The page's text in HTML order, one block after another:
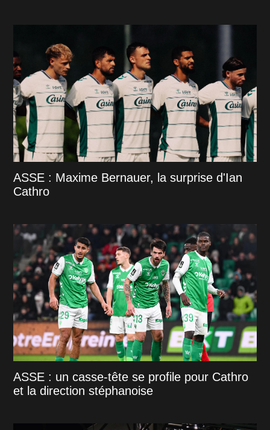
ASSE : Maxime Bernauer, la surprise d'Ian
Cathro
ASSE : un casse-tête se profile pour Cathro
et la direction stéphanoise